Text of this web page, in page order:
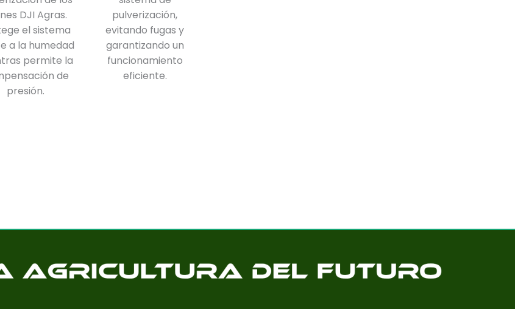
DJI Agras.
el sistema
a la humedad
permite la
de
presión.
pulverización,
evitando fugas y
garantizando un
funcionamiento
eficiente.